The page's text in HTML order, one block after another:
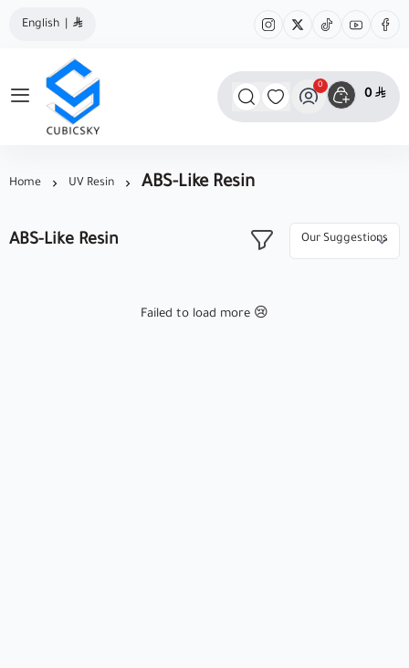
English
مؤسسة كيوبك سكاي
0
0
Home UV Resin ABS-Like Resin
ABS-Like Resin
Failed to load more 😢